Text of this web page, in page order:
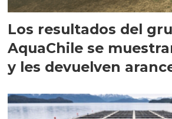
Los resultados del
AquaChile se
y les devuelven